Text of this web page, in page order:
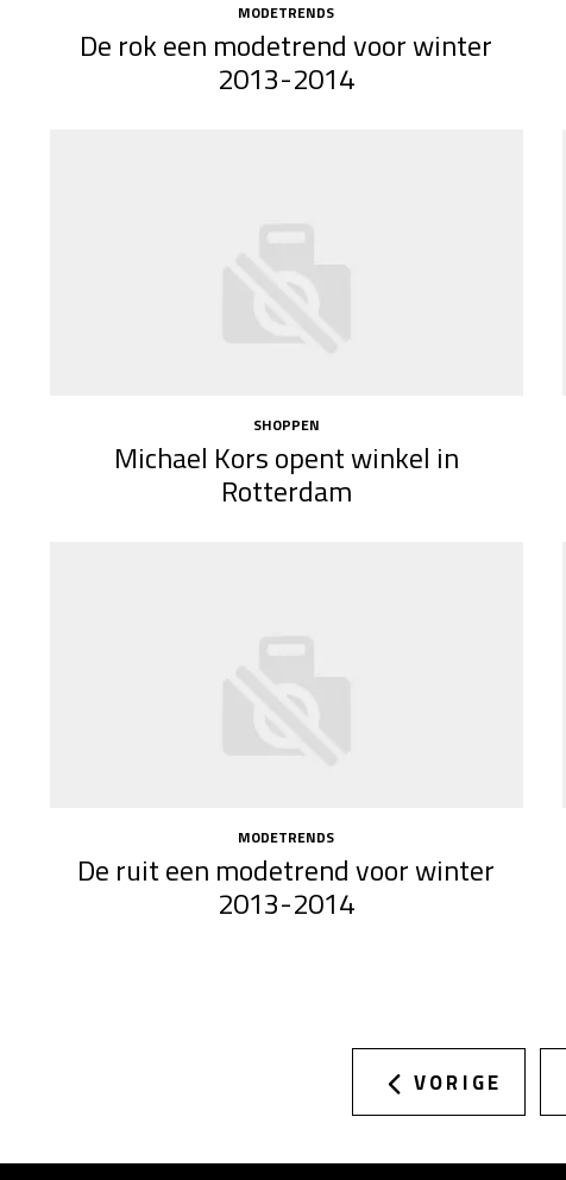
MODETRENDS
De rok een modetrend voor winter
2013-2014
SHOPPEN
Michael Kors opent winkel in
Rotterdam
MODETRENDS
De ruit een modetrend voor winter
2013-2014
VORIGE